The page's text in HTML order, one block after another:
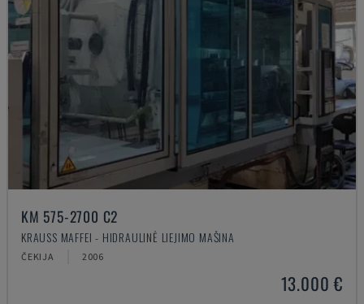
KM 575-2700 C2
KRAUSS MAFFEI - HIDRAULINĖ LIEJIMO MAŠINA
ČEKIJA 2006
13.000 €